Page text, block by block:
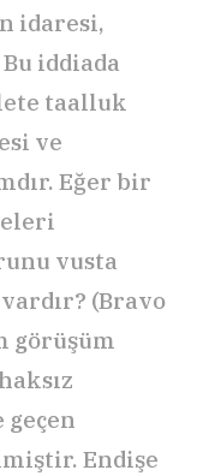
idaresi,
iddiada
taalluk
ve
Eğer bir
vusta
(Bravo
görüşüm
Endişe